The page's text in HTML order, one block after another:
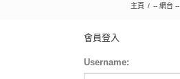
主頁 -- 網台 --
會員登入
Username: